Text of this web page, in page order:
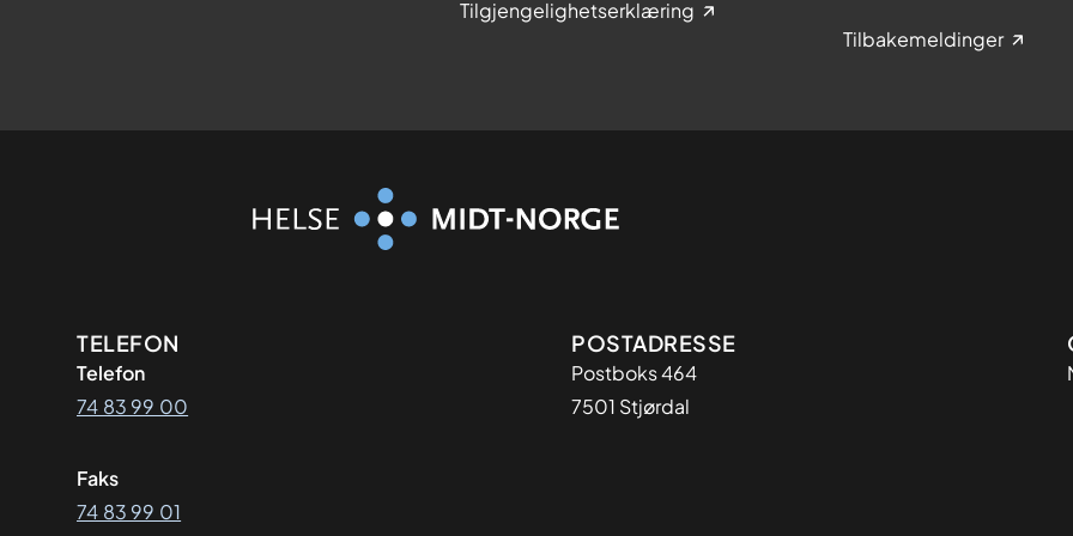
Tilgjengelighetserklæring
Tilbakemeldinger
Kontaktinformasjon
TELEFON
Telefon
74 83 99 00
Faks
74 83 99 01
Adresse
POSTADRESSE
Postboks 464
7501 Stjørdal